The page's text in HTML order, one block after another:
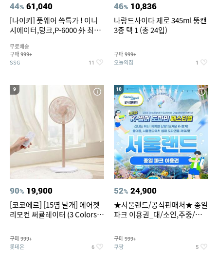
44% 61,040
[나이키] 풋웨어 쓱특가 ! 이니
시에이터,덩크,P-6000 外 최대
무료배송
구매 999+
SSG 11
46% 10,836
나랑드사이다 제로 345ml 뚱캔
3종 택 1 (총 24입)
구매 999+
오늘의집 1
9
90% 19,900
[코코에르] [15엽 날개] 에어젯
리모컨 써큘레이터 (3 Colors
구매 999+
롯데온 6
10
52% 24,900
★서울랜드/공식판매처★ 종일
파크 이용권_대/소인,주중/주
구매 999+
쿠팡 5